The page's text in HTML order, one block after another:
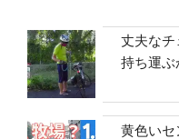
丈夫なチ
持ち運ぶ
黄色いセ